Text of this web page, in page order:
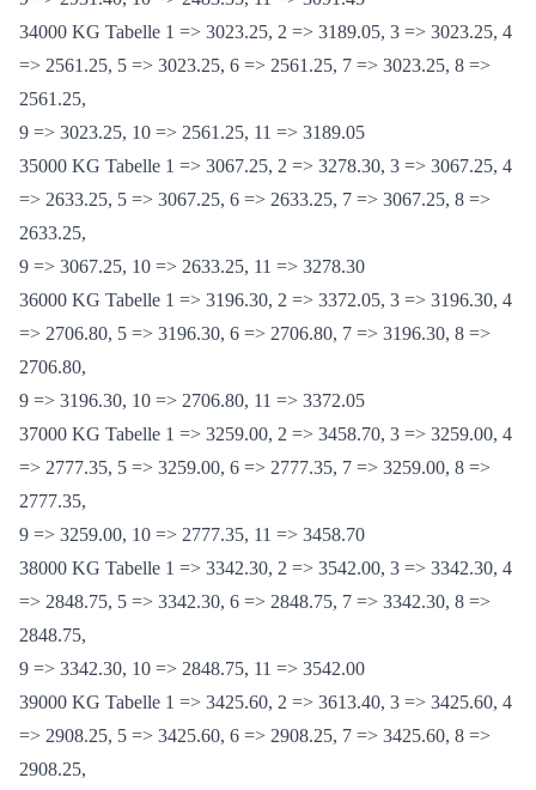
9 => 2931.40, 10 => 2483.35, 11 => 3091.45
34000 KG Tabelle 1 => 3023.25, 2 => 3189.05, 3 => 3023.25, 4
=> 2561.25, 5 => 3023.25, 6 => 2561.25, 7 => 3023.25, 8 =>
2561.25,
9 => 3023.25, 10 => 2561.25, 11 => 3189.05
35000 KG Tabelle 1 => 3067.25, 2 => 3278.30, 3 => 3067.25, 4
=> 2633.25, 5 => 3067.25, 6 => 2633.25, 7 => 3067.25, 8 =>
2633.25,
9 => 3067.25, 10 => 2633.25, 11 => 3278.30
36000 KG Tabelle 1 => 3196.30, 2 => 3372.05, 3 => 3196.30, 4
=> 2706.80, 5 => 3196.30, 6 => 2706.80, 7 => 3196.30, 8 =>
2706.80,
9 => 3196.30, 10 => 2706.80, 11 => 3372.05
37000 KG Tabelle 1 => 3259.00, 2 => 3458.70, 3 => 3259.00, 4
=> 2777.35, 5 => 3259.00, 6 => 2777.35, 7 => 3259.00, 8 =>
2777.35,
9 => 3259.00, 10 => 2777.35, 11 => 3458.70
38000 KG Tabelle 1 => 3342.30, 2 => 3542.00, 3 => 3342.30, 4
=> 2848.75, 5 => 3342.30, 6 => 2848.75, 7 => 3342.30, 8 =>
2848.75,
9 => 3342.30, 10 => 2848.75, 11 => 3542.00
39000 KG Tabelle 1 => 3425.60, 2 => 3613.40, 3 => 3425.60, 4
=> 2908.25, 5 => 3425.60, 6 => 2908.25, 7 => 3425.60, 8 =>